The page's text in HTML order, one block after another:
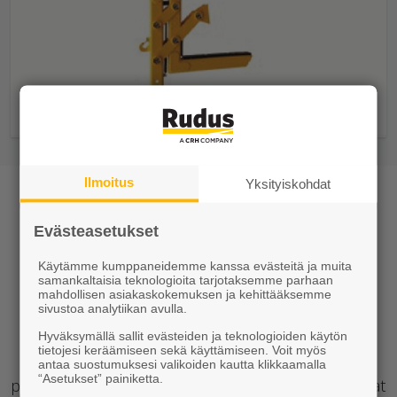
Rudus-lifter
Kaivonrengas, betoniputki – on
tarpeesi mikä tahansa, meiltä
löydät oikeat tuotteet
Suuri osa kunnallistekniikan, yhdyskuntien
infrastruktuurin, rakentamisesta jää maan alle.
Kestävyys ja pitkäikäisyys ovat käytettävien
rakennusmateriaalien ja -tuotteiden
perusvaatimuksia. Betoni kestää: Ruduksen renkaat
Ilmoitus Yksityiskohdat
Evästeasetukset
Käytämme kumppaneidemme kanssa evästeitä ja muita
samankaltaisia teknologioita tarjotaksemme parhaan
mahdollisen asiakaskokemuksen ja kehittääksemme
sivustoa analytiikan avulla.
Hyväksymällä sallit evästeiden ja teknologioiden käytön
tietojesi keräämiseen sekä käyttämiseen. Voit myös
antaa suostumuksesi valikoiden kautta klikkaamalla
“Asetukset” painiketta.